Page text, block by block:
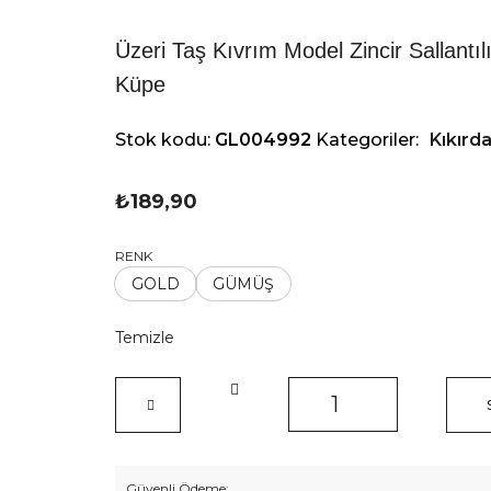
Üzeri Taş Kıvrım Model Zincir
Küpe
Stok kodu: GL004992 Kategoriler:
₺189,90
RENK
GOLD GÜMÜŞ
Temizle
Kıvrım